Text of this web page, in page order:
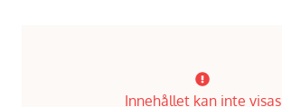
Innehållet kan inte visas